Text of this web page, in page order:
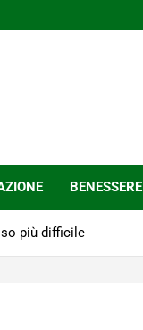
BENESSERE
più difficile